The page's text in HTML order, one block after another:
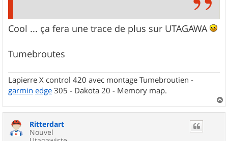
Cool ... ça fera une trace de plus sur UTAGAWA
Tumebroutes
Lapierre X control 420 avec montage Tumebroutien -
garmin edge 305 - Dakota 20 - Memory map.
a
Ritterdart
Nouvel